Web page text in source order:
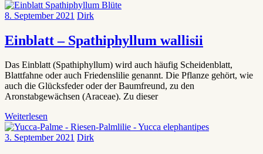
8. September 2021 Dirk
Einblatt – Spathiphyllum wallisii
Das Einblatt (Spathiphyllum) wird auch häufig Scheidenblatt,
Blattfahne oder auch Friedenslilie genannt. Die Pflanze gehört, wie
auch die Glücksfeder oder der Baumfreund, zu den
Aronstabgewächsen (Araceae). Zu dieser
Weiterlesen
3. September 2021 Dirk